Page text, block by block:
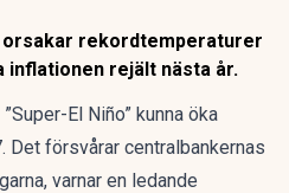
orsakar rekordtemperaturer
inflationen rejält nästa år.
El Niño” kunna öka
Det försvårar centralbankernas
varnar en ledande